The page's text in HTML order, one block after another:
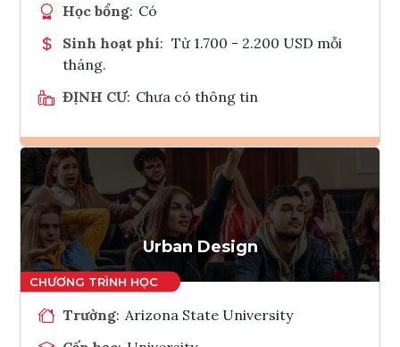
Học bổng: Có
Sinh hoạt phí: Từ 1.700 - 2.200 USD mỗi
tháng.
ĐỊNH CƯ: Chưa có thông tin
Ghi danh
Tham vấn Interlink
Urban Design
Trường: Arizona State University